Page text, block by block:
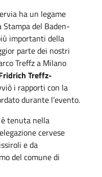
ha un legame
Stampa del Baden-
importanti della
parte dei nostri
Treffz a Milano
Treffz-
i rapporti con la
durante l’evento.
tenuta nella
cervese
e da
del comune di